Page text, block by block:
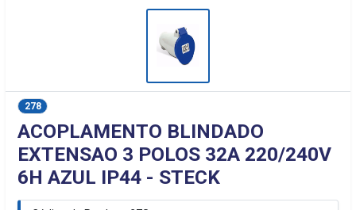
278
ACOPLAMENTO BLINDADO
EXTENSAO 3 POLOS 32A 220/240V
6H AZUL IP44 - STECK